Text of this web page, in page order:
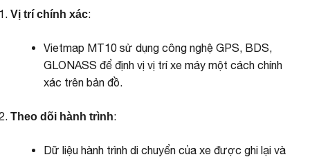
Vị trí chính xác:
Vietmap MT10 sử dụng công nghệ GPS, BDS,
GLONASS để định vị vị trí xe máy một cách chính
xác trên bản đồ.
Theo dõi hành trình:
Dữ liệu hành trình di chuyển của xe được ghi lại và